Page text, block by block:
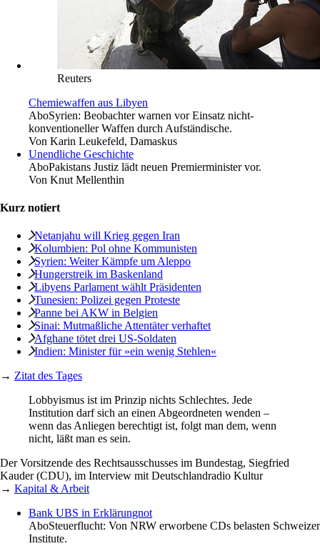
Reuters
Chemiewaffen aus Libyen
AboSyrien: Beobachter warnen vor Einsatz nicht-
konventioneller Waffen durch Aufständische.
Von Karin Leukefeld, Damaskus
Unendliche Geschichte
AboPakistans Justiz lädt neuen Premierminister vor.
Von Knut Mellenthin
Kurz notiert
Netanjahu will Krieg gegen Iran
Kolumbien: Pol ohne Kommunisten
Syrien: Weiter Kämpfe um Aleppo
Hungerstreik im ­Baskenland
Libyens Parlament wählt Präsidenten
Tunesien: Polizei gegen Proteste
Panne bei AKW in Belgien
Sinai: Mutmaßliche Attentäter verhaftet
Afghane tötet drei US-Soldaten
Indien: Minister für »ein wenig Stehlen«
→ Zitat des Tages
Lobbyismus ist im Prinzip nichts Schlechtes. Jede
Institution darf sich an einen Abgeordneten wenden –
wenn das Anliegen berechtigt ist, folgt man dem, wenn
nicht, läßt man es sein.
Der Vorsitzende des Rechtsausschusses im Bundestag, Siegfried
Kauder (CDU), im Interview mit Deutschlandradio Kultur
→ Kapital & Arbeit
Bank UBS in Erklärungnot
AboSteuerflucht: Von NRW erworbene CDs belasten Schweizer
Institute.